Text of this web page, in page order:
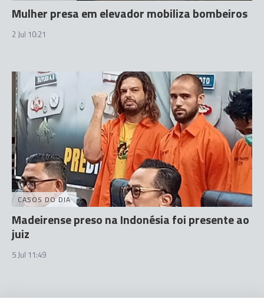
Mulher presa em elevador mobiliza bombeiros
2 Jul 10:21
CASOS DO DIA
Madeirense preso na Indonésia foi presente ao
juiz
5 Jul 11:49